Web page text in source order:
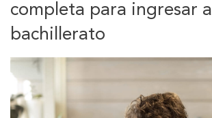
completa para ingresar al
bachillerato